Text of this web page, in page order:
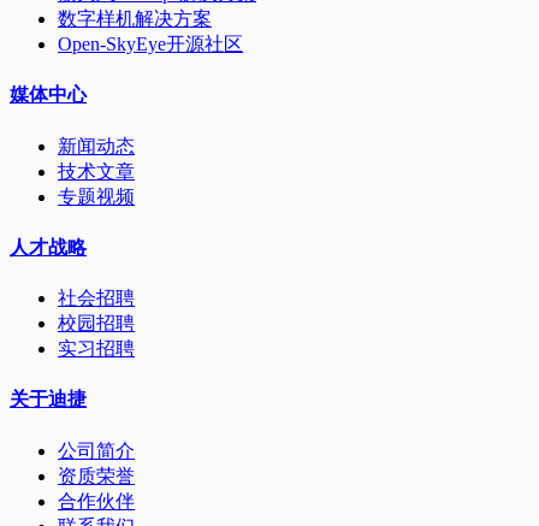
数字样机解决方案
Open-SkyEye开源社区
媒体中心
新闻动态
技术文章
专题视频
人才战略
社会招聘
校园招聘
实习招聘
关于迪捷
公司简介
资质荣誉
合作伙伴